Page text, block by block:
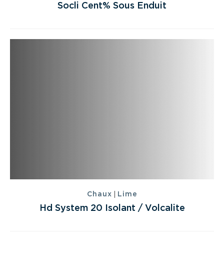
Socli Cent% Sous Enduit
Chaux | Lime
Hd System 20 Isolant / Volcalite